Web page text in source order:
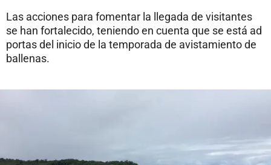
Las acciones para fomentar la llegada de visitantes
se han fortalecido, teniendo en cuenta que se está ad
portas del inicio de la temporada de avistamiento de
ballenas.